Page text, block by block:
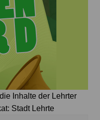
Inhalte der Lehrter
Stadt Lehrte